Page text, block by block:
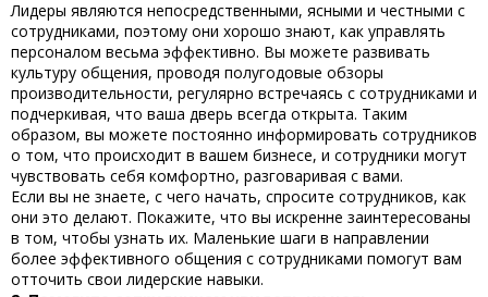
Лидеры являются непосредственными, ясными и честными с
сотрудниками, поэтому они хорошо знают, как управлять
персоналом весьма эффективно. Вы можете развивать
культуру общения, проводя полугодовые обзоры
производительности, регулярно встречаясь с сотрудниками и
подчеркивая, что ваша дверь всегда открыта. Таким
образом, вы можете постоянно информировать сотрудников
о том, что происходит в вашем бизнесе, и сотрудники могут
чувствовать себя комфортно, разговаривая с вами.
Если вы не знаете, с чего начать, спросите сотрудников, как
они это делают. Покажите, что вы искренне заинтересованы
в том, чтобы узнать их. Маленькие шаги в направлении
более эффективного общения с сотрудниками помогут вам
отточить свои лидерские навыки.